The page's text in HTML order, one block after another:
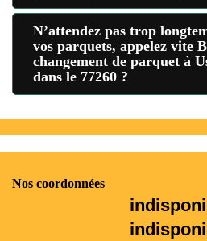
N’attendez pas trop
vos parquets, appelez vite
changement de parquet à
dans le 77260 ?
Nos coordonnées